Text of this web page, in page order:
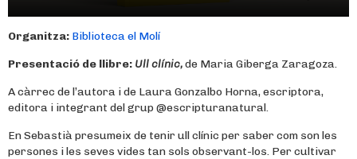
Organitza: Biblioteca el Molí
Presentació de llibre: Ull clínic,de Maria Giberga Zaragoza.
A càrrec de l’autora i de Laura Gonzalbo Horna, escriptora,
editora i integrant del grup @escripturanatural.
En Sebastià presumeix de tenir ull clínic per saber com son les
persones i les seves vides tan sols observant-los. Per cultivar